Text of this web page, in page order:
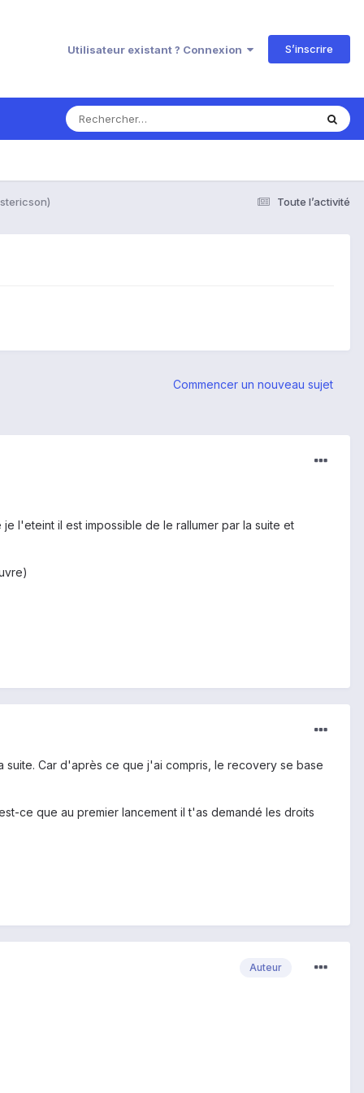
Utilisateur existant ? Connexion S’inscrire
Toute l’activité
Commencer un nouveau sujet
l'eteint il est impossible de le rallumer par la suite et
Car d'après ce que j'ai compris, le recovery se base
ce que au premier lancement il t'as demandé les droits
Auteur